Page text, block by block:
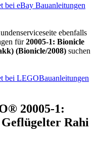
Bauanleitungen
ebenfalls
für20005-1: Bionicle
(Bionicle/2008) suchen
Bauanleitungen
20005-1:
Rahi